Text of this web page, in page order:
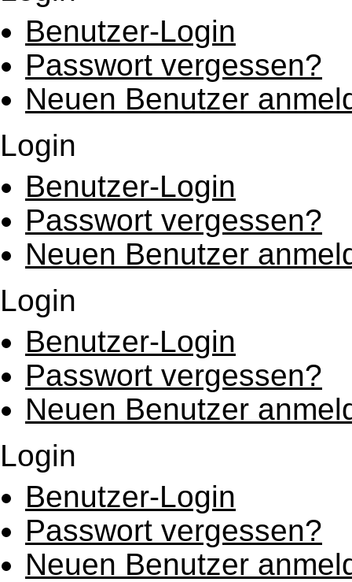
Benutzer-Login
Passwort vergessen?
Neuen Benutzer
Login
Benutzer-Login
Passwort vergessen?
Neuen Benutzer
Login
Benutzer-Login
Passwort vergessen?
Neuen Benutzer
Login
Benutzer-Login
Passwort vergessen?
Neuen Benutzer